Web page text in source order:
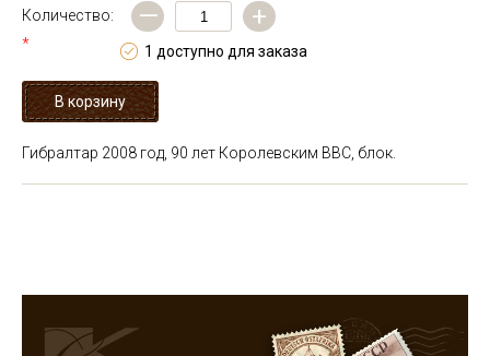
Количество:
*
— +
1 доступно для заказа
Гибралтар 2008 год, 90 лет Королевским ВВС, блок.